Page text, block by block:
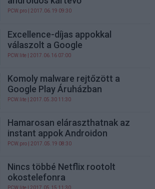
PCW.pro | 2017.06.19 09:30
Excellence-díjas appokkal
válaszolt a Google
PCW.lite | 2017.06.16 07:00
Komoly malware rejtőzött a
Google Play Áruházban
PCW.lite | 2017.05.30 11:30
Hamarosan eláraszthatnak az
instant appok Androidon
PCW.pro | 2017.05.19 08:30
Nincs többé Netflix rootolt
okostelefonra